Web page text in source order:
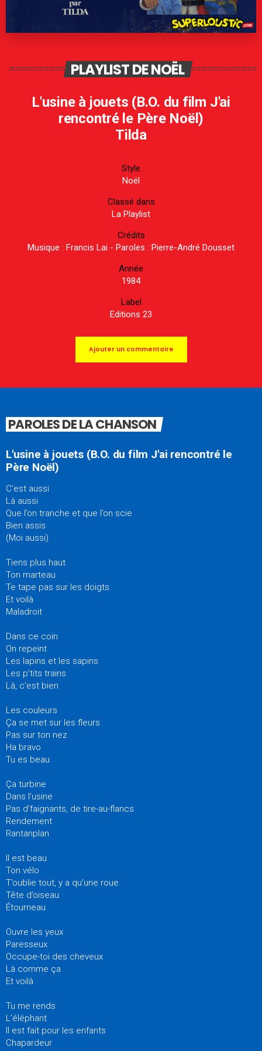
PLAYLIST DE NOËL
L'usine à jouets (B.O. du film J'ai
rencontré le Père Noël)
Tilda
Style
Noël
Classé dans
La Playlist
Crédits
Musique : Francis Lai - Paroles : Pierre-André Dousset
Année
1984
Label
Editions 23
Ajouter un commentaire
PAROLES DE LA CHANSON
L'usine à jouets (B.O. du film J'ai rencontré le
Père Noël)
C’est aussi
Là aussi
Que l’on tranche et que l’on scie
Bien assis
(Moi aussi)
Tiens plus haut
Ton marteau
Te tape pas sur les doigts
Et voilà
Maladroit
Dans ce coin
On repeint
Les lapins et les sapins
Les p’tits trains
Là, c’est bien
Les couleurs
Ça se met sur les fleurs
Pas sur ton nez
Ha bravo
Tu es beau
Ça turbine
Dans l’usine
Pas d’faignants, de tire-au-flancs
Rendement
Rantanplan
Il est beau
Ton vélo
T’oublie tout, y a qu’une roue
Tête d’oiseau
Étourneau
Ouvre les yeux
Paresseux
Occupe-toi des cheveux
Là comme ça
Et voilà
Tu me rends
L’éléphant
Il est fait pour les enfants
Chapardeur